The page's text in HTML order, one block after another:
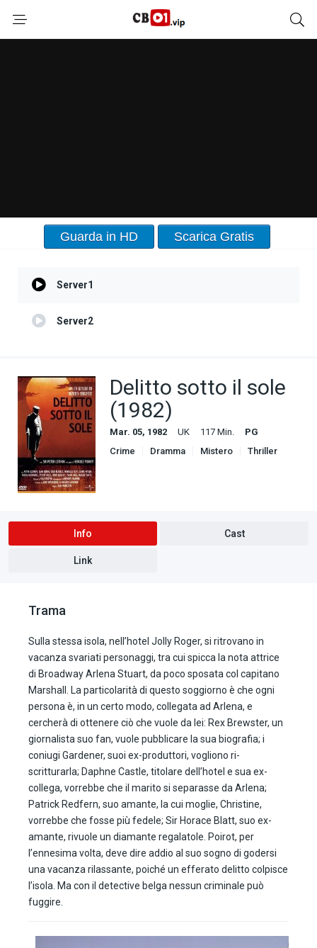
Guarda in HD Scarica Gratis
Server1
Server2
Delitto sotto il sole
(1982)
Mar. 05, 1982 UK 117 Min.
PG
Crime
Dramma Mistero Thriller
Info Cast
Link
Trama
Sulla stessa isola, nell’hotel Jolly Roger, si ritrovano in
vacanza svariati personaggi, tra cui spicca la nota attrice
di Broadway Arlena Stuart, da poco sposata col capitano
Marshall. La particolarità di questo soggiorno è che ogni
persona è, in un certo modo, collegata ad Arlena, e
cercherà di ottenere ciò che vuole da lei: Rex Brewster, un
giornalista suo fan, vuole pubblicare la sua biografia; i
coniugi Gardener, suoi ex-produttori, vogliono ri-
scritturarla; Daphne Castle, titolare dell’hotel e sua ex-
collega, vorrebbe che il marito si separasse da Arlena;
Patrick Redfern, suo amante, la cui moglie, Christine,
vorrebbe che fosse più fedele; Sir Horace Blatt, suo ex-
amante, rivuole un diamante regalatole. Poirot, per
l’ennesima volta, deve dire addio al suo sogno di godersi
una vacanza rilassante, poiché un efferato delitto colpisce
l’isola. Ma con il detective belga nessun criminale può
fuggire.